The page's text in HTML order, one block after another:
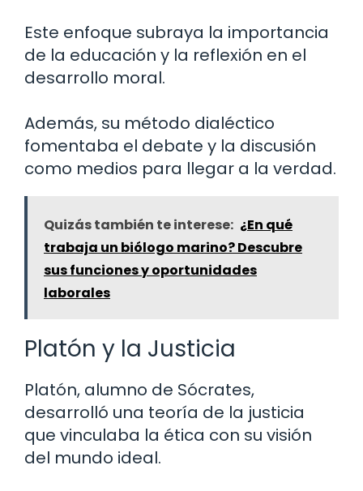
Este enfoque subraya la importancia
de la educación y la reflexión en el
desarrollo moral.
Además, su método dialéctico
fomentaba el debate y la discusión
como medios para llegar a la verdad.
Quizás también te interese: ¿En qué
trabaja un biólogo marino? Descubre
sus funciones y oportunidades
laborales
Platón y la Justicia
Platón, alumno de Sócrates,
desarrolló una teoría de la justicia
que vinculaba la ética con su visión
del mundo ideal.